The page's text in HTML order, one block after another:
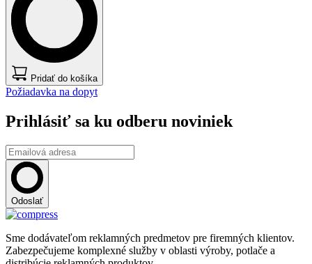
Pridať do košíka
Požiadavka na dopyt
Prihlásiť sa ku odberu noviniek
Odoslať
Sme dodávateľom reklamných predmetov pre firemných klientov.
Zabezpečujeme komplexné služby v oblasti výroby, potlače a